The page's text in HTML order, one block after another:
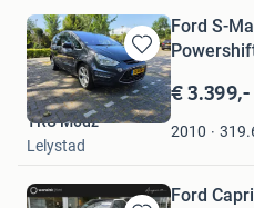
Bewaren
in
Mijn
Favorieten
Ford S-
€ 3.399,-
2010
TRU Modz
Lelystad
Ford